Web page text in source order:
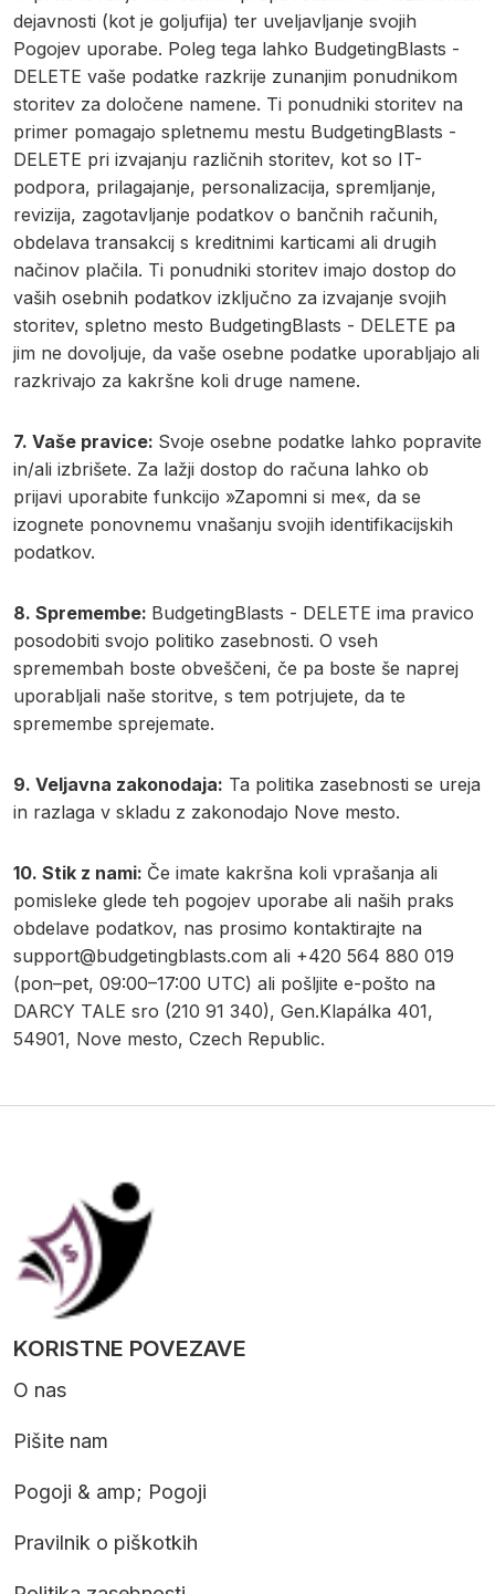
dejavnosti (kot je goljufija) ter uveljavljanje svojih
Pogojev uporabe. Poleg tega lahko BudgetingBlasts -
DELETE vaše podatke razkrije zunanjim ponudnikom
storitev za določene namene. Ti ponudniki storitev na
primer pomagajo spletnemu mestu BudgetingBlasts -
DELETE pri izvajanju različnih storitev, kot so IT-
podpora, prilagajanje, personalizacija, spremljanje,
revizija, zagotavljanje podatkov o bančnih računih,
obdelava transakcij s kreditnimi karticami ali drugih
načinov plačila. Ti ponudniki storitev imajo dostop do
vaših osebnih podatkov izključno za izvajanje svojih
storitev, spletno mesto BudgetingBlasts - DELETE pa
jim ne dovoljuje, da vaše osebne podatke uporabljajo ali
razkrivajo za kakršne koli druge namene.
7. Vaše pravice: Svoje osebne podatke lahko popravite
in/ali izbrišete. Za lažji dostop do računa lahko ob
prijavi uporabite funkcijo »Zapomni si me«, da se
izognete ponovnemu vnašanju svojih identifikacijskih
podatkov.
8. Spremembe: BudgetingBlasts - DELETE ima pravico
posodobiti svojo politiko zasebnosti. O vseh
spremembah boste obveščeni, če pa boste še naprej
uporabljali naše storitve, s tem potrjujete, da te
spremembe sprejemate.
9. Veljavna zakonodaja: Ta politika zasebnosti se ureja
in razlaga v skladu z zakonodajo Nove mesto.
10. Stik z nami: Če imate kakršna koli vprašanja ali
pomisleke glede teh pogojev uporabe ali naših praks
obdelave podatkov, nas prosimo kontaktirajte na
support@budgetingblasts.com ali +420 564 880 019
(pon–pet, 09:00–17:00 UTC) ali pošljite e-pošto na
DARCY TALE sro (210 91 340), Gen.Klapálka 401,
54901, Nove mesto, Czech Republic.
KORISTNE POVEZAVE
O nas
Pišite nam
Pogoji & amp; Pogoji
Pravilnik o piškotkih